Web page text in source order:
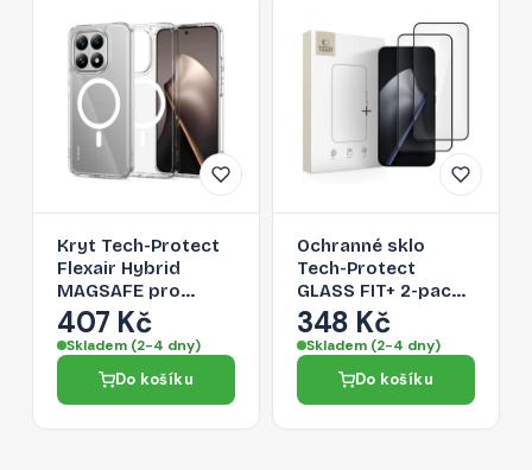
Kryt Tech-Protect
Flexair Hybrid
MAGSAFE pro
Xiaomi 15T -
transparentní
407 Kč
Skladem (2-4 dny)
Do košíku
Ochranné sklo
Tech-Protect
GLASS FIT+ 2-pack
pro Xiaomi 15T / 15T
Pro - black
348 Kč
Skladem (2-4 dny)
Do košíku